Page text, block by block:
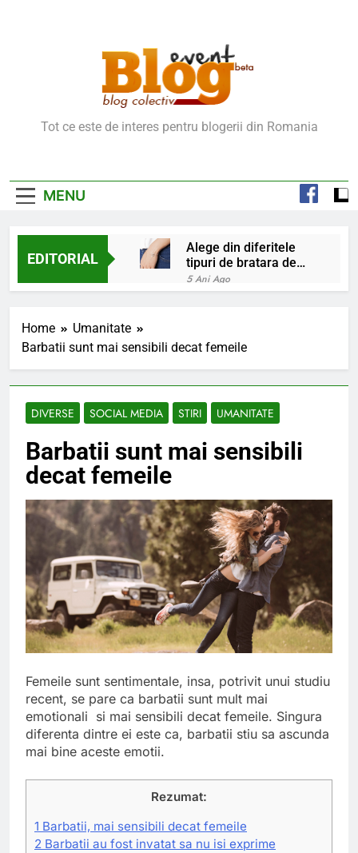
Blog Event – Cu Si
Tot ce este de interes pentru blogerii din Romania
MENU
EDITORIAL
Alege din diferitele
tipuri de bratara de
argint
5 Ani Ago
meu
6 Ani Ago
Ce spun mailurile de
Donald Trump
6 Ani Ago
cu Pamantul
6 Ani Ago
Este posibil sa ne
iertam?
6 Ani Ago
Home
Umanitate
Barbatii sunt mai sensibili decat femeile
DIVERSE SOCIAL MEDIA STIRI UMANITATE
Barbatii sunt mai sensibili
decat femeile
Femeile sunt sentimentale, insa, potrivit unui studiu
recent, se pare ca barbatii sunt mult mai
emotionali si mai sensibili decat femeile. Singura
diferenta dintre ei este ca, barbatii stiu sa ascunda
mai bine aceste emotii.
Rezumat:
1 Barbatii, mai sensibili decat femeile
2 Barbatii au fost invatat sa nu isi exprime